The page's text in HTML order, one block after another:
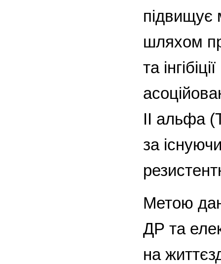
підвищує
шляхом
та
ІІ альфа
за
Метою
ДР та
на